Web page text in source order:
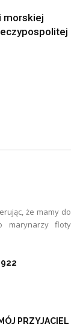
morskiej
że mamy do
marynarzy floty
PRZYJACIEL